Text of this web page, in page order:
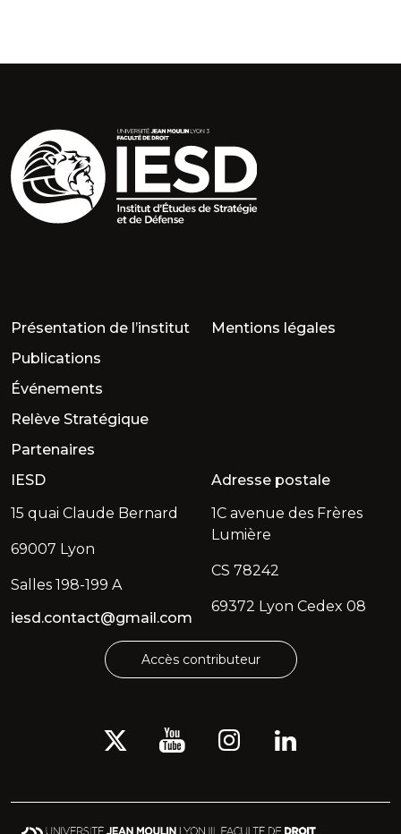
Présentation de l’institut
Publications
Événements
Relève Stratégique
Partenaires
Mentions légales
IESD
15 quai Claude Bernard
69007 Lyon
Salles 198-199 A
iesd.contact@gmail.com
Adresse postale
1C avenue des Frères
Lumière
CS 78242
69372 Lyon Cedex 08
Accès contributeur